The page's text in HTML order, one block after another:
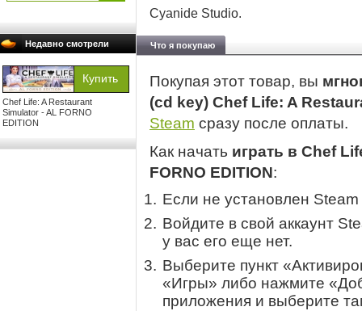
Недавно смотрели
Chef Life: A Restaurant
Simulator - AL FORNO
EDITION
Cyanide Studio.
Что я покупаю
Покупая этот товар, вы
(cd key) Chef Life: A
Steam сразу после оплаты.
Как начать играть в Chef
FORNO EDITION:
Если не установлен
Войдите в свой аккаунт
у вас его еще нет.
Выберите пункт
«Игры» либо нажмите
приложения и выберите